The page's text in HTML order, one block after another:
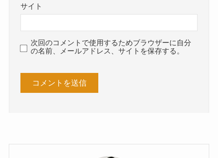
サイト
次回のコメントで使用するためブラウザーに自分
の名前、メールアドレス、サイトを保存する。